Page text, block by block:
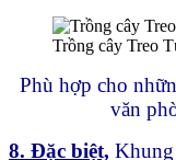
Trồng cây Treo
Phù hợp cho
văn
8. Đặc biệt,